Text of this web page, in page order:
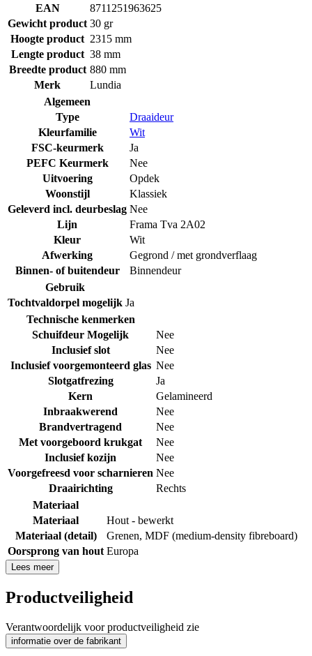
EAN
8711251963625
Gewicht product 30 gr
Hoogte product 2315 mm
Lengte product 38 mm
Breedte product 880 mm
Merk
Lundia
Algemeen
Type
Draaideur
Kleurfamilie
Wit
FSC-keurmerk
Ja
PEFC Keurmerk
Nee
Uitvoering
Opdek
Woonstijl
Klassiek
Geleverd incl. deurbeslag Nee
Lijn
Frama Tva 2A02
Kleur
Wit
Afwerking
Gegrond / met grondverflaag
Binnen- of buitendeur
Binnendeur
Gebruik
Tochtvaldorpel mogelijk Ja
Technische kenmerken
Schuifdeur Mogelijk
Nee
Inclusief slot
Nee
Inclusief voorgemonteerd glas Nee
Slotgatfrezing
Ja
Kern
Gelamineerd
Inbraakwerend
Nee
Brandvertragend
Nee
Met voorgeboord krukgat
Nee
Inclusief kozijn
Nee
Voorgefreesd voor scharnieren Nee
Draairichting
Rechts
Materiaal
Materiaal
Hout - bewerkt
Materiaal (detail)
Grenen, MDF (medium-density fibreboard)
Oorsprong van hout Europa
Lees meer
Productveiligheid
Verantwoordelijk voor productveiligheid zie
informatie over de fabrikant